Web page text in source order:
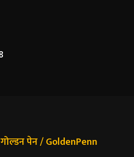
गोल्डन पेन / GoldenPenn